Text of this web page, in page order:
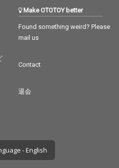
Make OTOTOY better
Found something weird? Please
mail us
Contact
退会
- English